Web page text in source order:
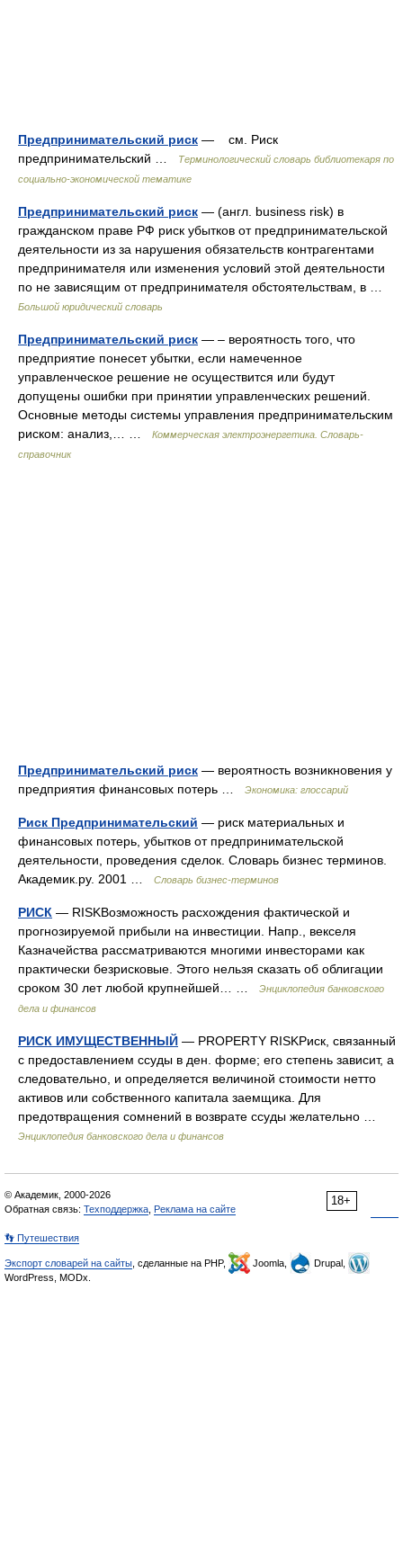
Предпринимательский риск — см. Риск
предпринимательский …
Терминологический словарь библиотекаря по
социально-экономической тематике
Предпринимательский риск — (англ. business risk) в
гражданском праве РФ риск убытков от предпринимательской
деятельности из за нарушения обязательств контрагентами
предпринимателя или изменения условий этой деятельности
по не зависящим от предпринимателя обстоятельствам, в …
Большой юридический словарь
Предпринимательский риск — – вероятность того, что
предприятие понесет убытки, если намеченное
управленческое решение не осуществится или будут
допущены ошибки при принятии управленческих решений.
Основные методы системы управления предпринимательским
риском: анализ,… …
Коммерческая электроэнергетика. Словарь-
справочник
Предпринимательский риск — вероятность возникновения у
предприятия финансовых потерь …
Экономика: глоссарий
Риск Предпринимательский — риск материальных и
финансовых потерь, убытков от предпринимательской
деятельности, проведения сделок. Словарь бизнес терминов.
Академик.ру. 2001 …
Словарь бизнес-терминов
РИСК — RISKВозможность расхождения фактической и
прогнозируемой прибыли на инвестиции. Напр., векселя
Казначейства рассматриваются многими инвесторами как
практически безрисковые. Этого нельзя сказать об облигации
сроком 30 лет любой крупнейшей… …
Энциклопедия банковского
дела и финансов
РИСК ИМУЩЕСТВЕННЫЙ — PROPERTY RISKРиск, связанный
с предоставлением ссуды в ден. форме; его степень зависит, а
следовательно, и определяется величиной стоимости нетто
активов или собственного капитала заемщика. Для
предотвращения сомнений в возврате ссуды желательно …
Энциклопедия банковского дела и финансов
18+
© Академик, 2000-2026
Обратная связь: Техподдержка Реклама на сайте
👣 Путешествия
Экспорт словарей на сайты , сделанные на PHP, Joomla,
Drupal,
WordPress, MODx.